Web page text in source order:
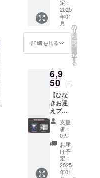
ます。
キュー
ター 1
点 画像
はイ
メージ
です。
は消費
税
（10%
）と送
料990円
を含ん
でおり
ます。
定：
2025
年01
月
詳細を見る
こ
の
リ
タ
ー
ン
を
選
択
す
る
6,9
50 円
【ひな
きお迎
えプラ
ン】 ・
ひなき
ぬいぐ
るみ 1
点 ・サ
キュー
支援
者：
0人
お届
け予
定：
2025
年01